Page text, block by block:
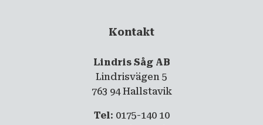
Kontakt
Lindris Såg AB
Lindrisvägen 5
763 94 Hallstavik
Tel: 0175-140 10